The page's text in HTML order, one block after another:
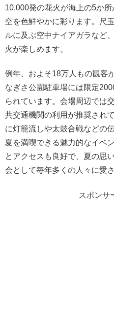
10,000発の花火が海上の5か
空を色鮮やかに彩ります。尺
ルに及ぶ空中ナイアガラなど
火が楽しめます。
例年、およそ18万人もの観客
なぎさ公園駐車場には限定
られています。会場周辺では
共交通機関の利用が推奨され
に灯籠流しや太鼓合戦などの
夏を満喫できる魅力的なイベ
とアクセスも良好で、夏の思
会として毎年多くの人々に愛
スポンサ